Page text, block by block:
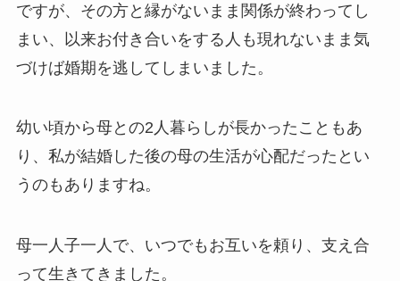
ですが、その方と縁がないまま関係が終わってし
まい、以来お付き合いをする人も現れないまま気
づけば婚期を逃してしまいました。
幼い頃から母との2人暮らしが長かったこともあ
り、私が結婚した後の母の生活が心配だったとい
うのもありますね。
母一人子一人で、いつでもお互いを頼り、支え合
って生きてきました。